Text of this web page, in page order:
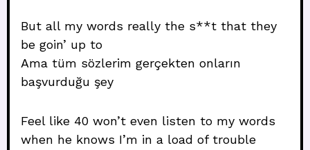
But all my words really the s**t that they
be goin’ up to
Ama tüm sözlerim gerçekten onların
başvurduğu şey
Feel like 40 won’t even listen to my words
when he knows I’m in a load of trouble